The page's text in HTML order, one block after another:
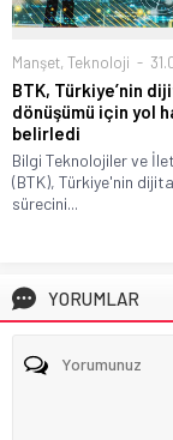
Manşet, Teknoloji
BTK, Türkiye’nin
dönüşümü için yol
belirledi
Bilgi Teknolojiler ve
(BTK), Türkiye'nin
sürecini...
YORUMLAR